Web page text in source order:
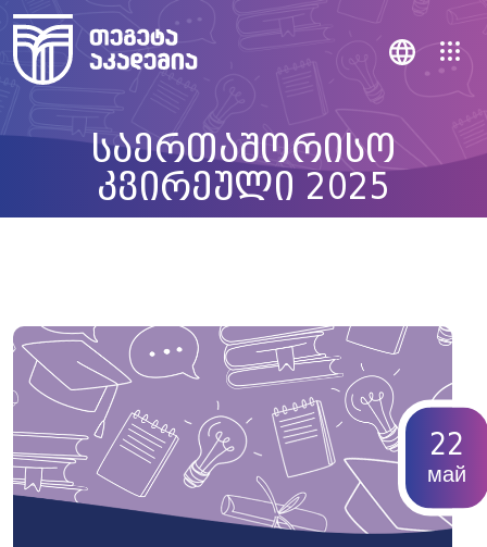
საერთაშორისო
კვირეული 2025
22
май